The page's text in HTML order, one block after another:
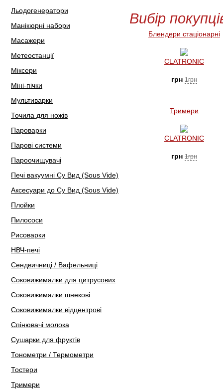
Льодогенератори
Манікюрні набори
Масажери
Метеостанції
Міксери
Міні-пічки
Мультиварки
Точила для ножів
Пароварки
Парові системи
Пароочищувачі
Печі вакуумні Су Вид (Sous Vide)
Аксесуари до Су Вид (Sous Vide)
Плойки
Пилососи
Рисоварки
НВЧ-печі
Сендвичниці / Вафельниці
Соковижималки для цитрусових
Соковижималки шнекові
Соковижималки відцентрові
Спінювачі молока
Сушарки для фруктів
Тонометри / Термометри
Тостери
Тримери
Вибір
Блендери стаціонарні
CLATRONIC
грн 1грн
Тримери
CLATRONIC
грн 1грн